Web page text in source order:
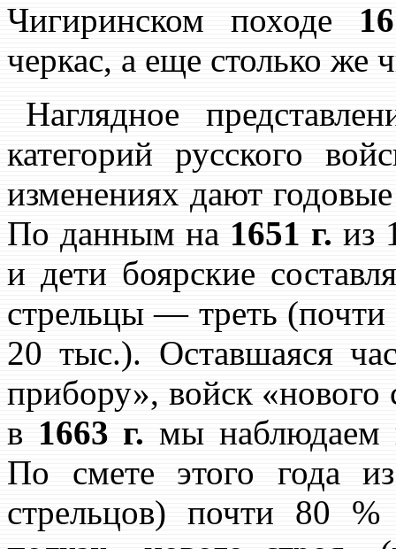
Чигиринском походе
черкас, а еще столько же
Наглядное
категорий русского
изменениях дают
По данным на 1651 г. из
и дети боярские
стрельцы — треть
20 тыс.). Оставшаяся
прибору», войск «нового
в 1663 г. мы наблюдаем
По смете этого года
стрельцов) почти 80